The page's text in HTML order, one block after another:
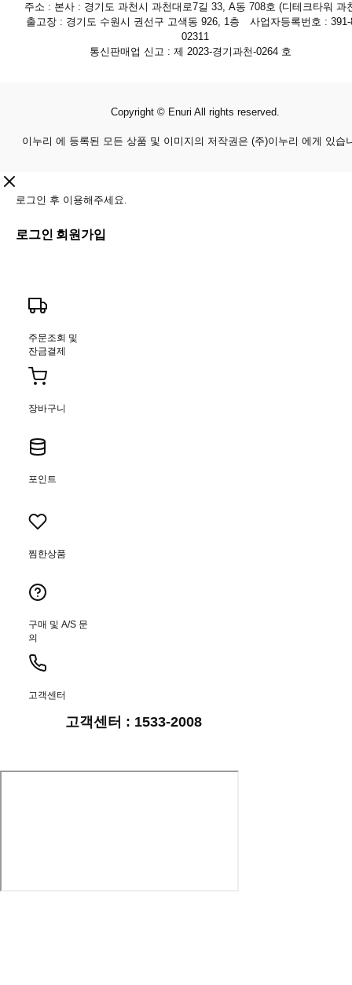
주소 : 본사 : 경기도 과천시 과천대로7길 33, A동 708호 (디테크타워 과
출고장 : 경기도 수원시 권선구 고색동 926, 1층 사업자등록번호 : 391-
02311
통신판매업 신고 : 제 2023-경기과천-0264 호
Copyright © Enuri All rights reserved.
이누리 에 등록된 모든 상품 및 이미지의 저작권은 (주)이누리 에게 있습
로그인 후 이용해주세요.
로그인 회원가입
주문조회 및
잔금결제
장바구니
포인트
찜한상품
구매 및 A/S 문
의
고객센터
고객센터 : 1533-2008